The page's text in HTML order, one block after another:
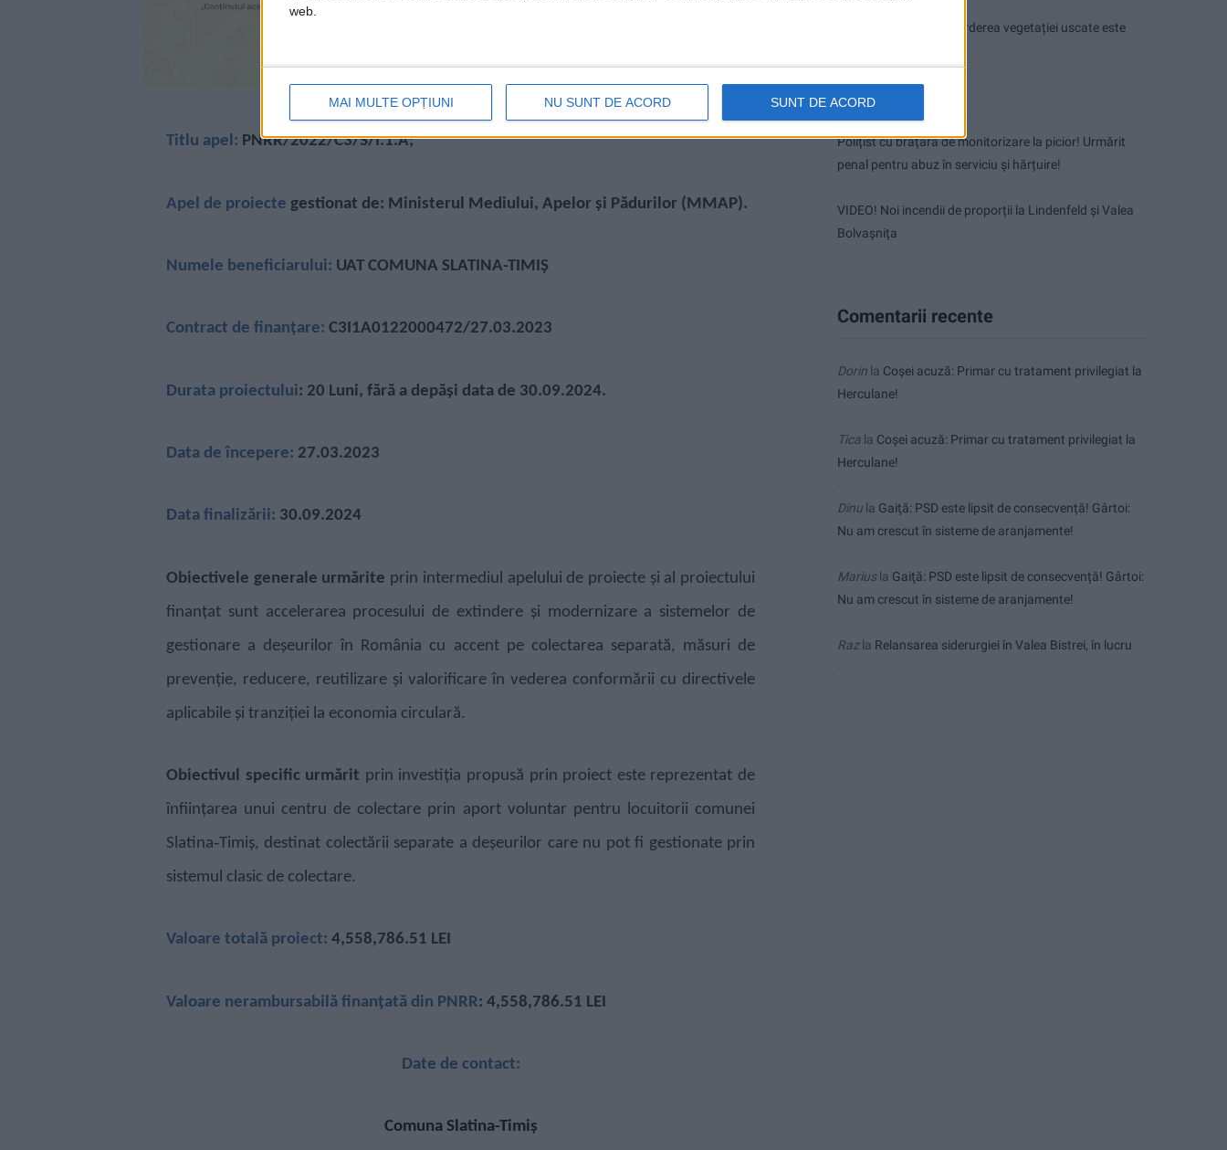
web.
MAI MULTE OPȚIUNI NU SUNT DE ACORD SUNT DE ACORD
Titlu apel: PNRR/2022/C3/S/I.1.A;
Apel de proiecte gestionat de: Ministerul Mediului, Apelor și Pădurilor (MMAP).
Numele beneficiarului: UAT COMUNA SLATINA-TIMIȘ
Contract de finanțare: C3I1A0122000472/27.03.2023
Durata proiectului: 20 Luni, fără a depăși data de 30.09.2024.
Data de începere: 27.03.2023
Data finalizării: 30.09.2024
Obiectivele generale urmărite prin intermediul apelului de proiecte și al proiectului
finanțat sunt accelerarea procesului de extindere și modernizare a sistemelor de
gestionare a deșeurilor în România cu accent pe colectarea separată, măsuri de
prevenție, reducere, reutilizare și valorificare în vederea conformării cu directivele
aplicabile și tranziției la economia circulară.
Obiectivul specific urmărit prin investiția propusă prin proiect este reprezentat de
înființarea unui centru de colectare prin aport voluntar pentru locuitorii comunei
Slatina‑Timiș, destinat colectării separate a deșeurilor care nu pot fi gestionate prin
sistemul clasic de colectare.
Valoare totală proiect: 4,558,786.51 LEI
Valoare nerambursabilă finanțată din PNRR: 4,558,786.51 LEI
Date de contact:
Comuna Slatina-Timiș
Nu aprinde pericolul! Arderea vegetației uscate este
(fără titlu)
Polițist cu brățară de monitorizare la picior! Urmărit
penal pentru abuz în serviciu și hărțuire!
VIDEO! Noi incendii de proporții la Lindenfeld și Valea
Bolvașnița
Comentarii recente
Dorin la Coșei acuză: Primar cu tratament privilegiat la
Herculane!
Tica la Coșei acuză: Primar cu tratament privilegiat la
Herculane!
Dinu la Gaiţă: PSD este lipsit de consecvență! Gârtoi:
Nu am crescut în sisteme de aranjamente!
Mariusla Gaiţă: PSD este lipsit de consecvență! Gârtoi:
Nu am crescut în sisteme de aranjamente!
Razla Relansarea siderurgiei în Valea Bistrei, în lucru